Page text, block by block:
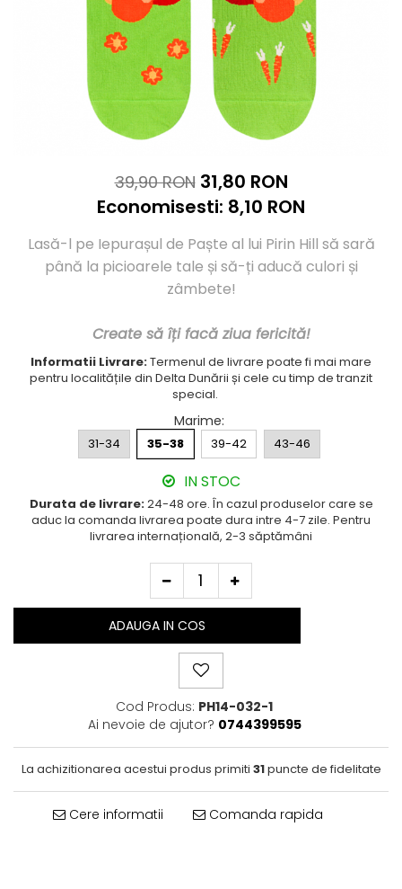
Sosete casual femei
Sosete clasice femei
Dresuri si ciorapi dama
Ciorapi clasici subtiri
Ciorapi clasici grosi
Ciorapi pentru gravide
Ciorapi cu model
Ciorapi cu banda adeziva
Ciorapi compresivi si modelatori
Ciorapi colorati
Sosete poliamida
Sosete lana merino
Merino Warm
Sosete sport
Sosete termice
Sosete lana merino
Merino Presents
Merino Warm
Sosete Drumetie
Sosete Alergare
Sosete de Compresie
Sosete Tenis
Sosete medicinale
39,90 RON 31,80 RON
Economisesti: 8,10 RON
Lasă-l pe Iepurașul de Paște al lui Pirin Hill să sară
până la picioarele tale și să-ți aducă culori și
zâmbete!
Create să îți facă ziua fericită!
Informatii Livrare:Termenul de livrare poate fi mai mare
pentru localitățile din Delta Dunării și cele cu timp de tranzit
special.
Marime:
31-34 35-38 39-42 43-46
IN STOC
Durata de livrare:24-48 ore. În cazul produselor care se
aduc la comanda livrarea poate dura intre 4-7 zile. Pentru
livrarea internațională, 2-3 săptămâni
ADAUGA IN COS
Cod Produs: PH14-032-1
Ai nevoie de ajutor? 0744399595
La achizitionarea acestui produs primiti 31puncte de fidelitate
Cere informatii Comanda rapida